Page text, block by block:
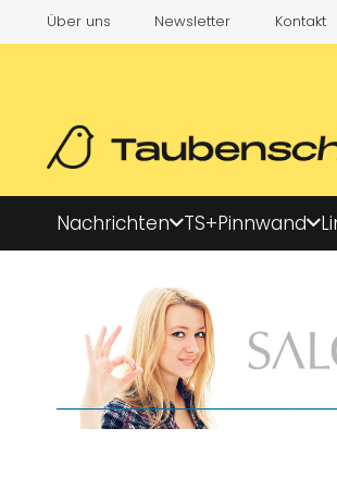
Über uns Newsletter Kontakt
Nachrichten TS+Pinnwand